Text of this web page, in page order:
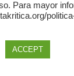
el
ve obligado
golpe de
Para mayor
ACCEPT